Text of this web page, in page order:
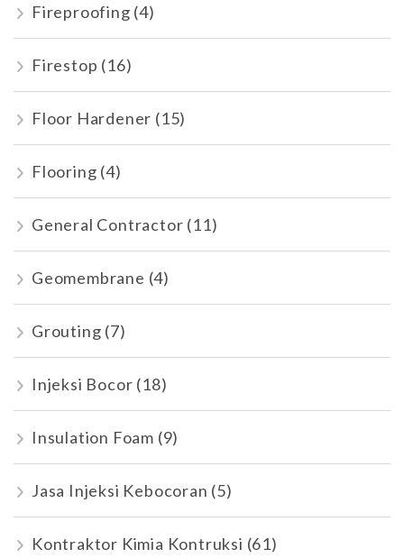
Fireproofing (4)
Firestop (16)
Floor Hardener (15)
Flooring (4)
General Contractor (11)
Geomembrane (4)
Grouting (7)
Injeksi Bocor (18)
Insulation Foam (9)
Jasa Injeksi Kebocoran (5)
Kontraktor Kimia Kontruksi (61)